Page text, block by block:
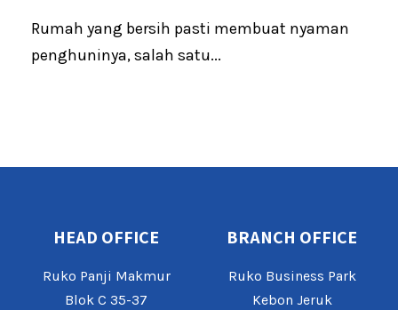
Rumah yang bersih pasti membuat nyaman
penghuninya, salah satu...
HEAD OFFICE
Ruko Panji Makmur
Blok C 35-37
BRANCH OFFICE
Ruko Business Park
Kebon Jeruk